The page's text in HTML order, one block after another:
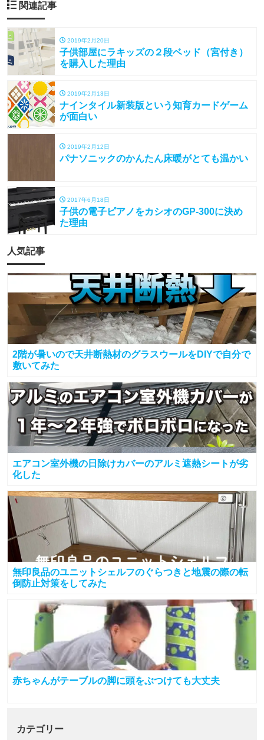
関連記事
2019年2月20日
子供部屋にラキッズの２段ベッド（宮付き）
を購入した理由
2019年2月13日
ナインタイル新装版という知育カードゲーム
が面白い
2019年2月12日
パナソニックのかんたん床暖がとても温かい
2017年6月18日
子供の電子ピアノをカシオのGP-300に決め
た理由
人気記事
2階が暑いので天井断熱材のグラスウールをDIYで自分で
敷いてみた
エアコン室外機の日除けカバーのアルミ遮熱シートが劣
化した
無印良品のユニットシェルフのぐらつきと地震の際の転
倒防止対策をしてみた
赤ちゃんがテーブルの脚に頭をぶつけても大丈夫
カテゴリー